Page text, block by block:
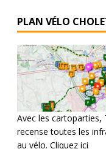
PLAN VÉLO
Avec les cartoparties,
recense toutes les
au vélo. Cliquez ici